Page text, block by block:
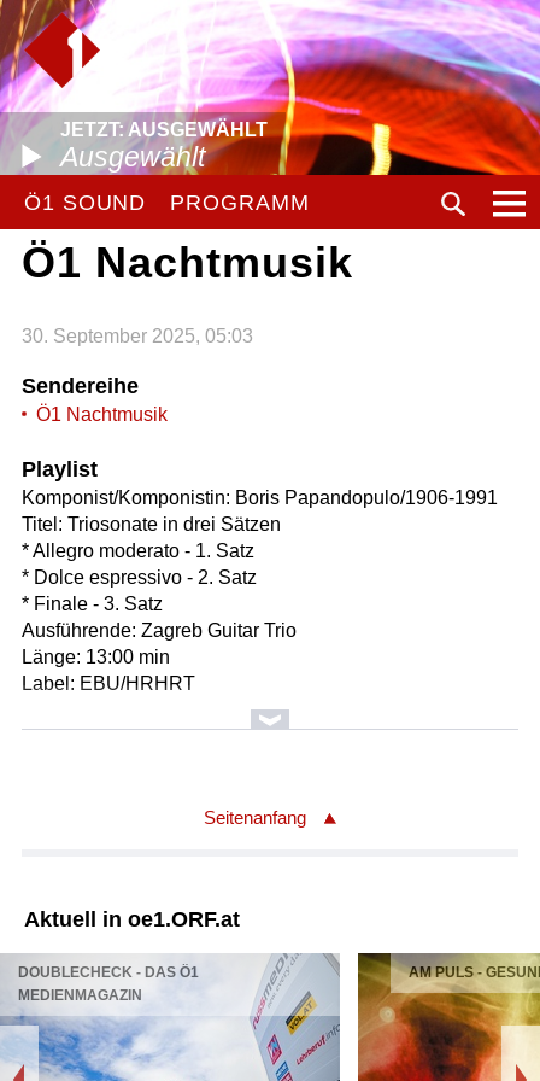
JETZT: AUSGEWÄHLT
Ausgewählt
Ö1 SOUND PROGRAMM
Ö1 Nachtmusik
30. September 2025, 05:03
Sendereihe
Ö1 Nachtmusik
Playlist
Komponist/Komponistin: Boris Papandopulo/1906-1991
Titel: Triosonate in drei Sätzen
* Allegro moderato - 1. Satz
* Dolce espressivo - 2. Satz
* Finale - 3. Satz
Ausführende: Zagreb Guitar Trio
Länge: 13:00 min
Label: EBU/HRHRT
Komponist/Komponistin: Johannes Brahms/1833-1897
Komponist/Komponistin: Joseph Haydn/1732-1809
Titel: Streichquartett g-Moll Hob. III/74, "Reiterquartett"
* Allegro - 1. Satz
* Largo assai - 2. Satz
* Menuet - 3. Satz
Seitenanfang
Aktuell in oe1.ORF.at
DOUBLECHECK - DAS Ö1
MEDIENMAGAZIN
AM PULS -